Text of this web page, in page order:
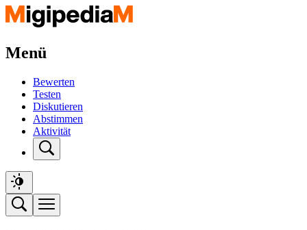
Menü
Bewerten
Testen
Diskutieren
Abstimmen
Aktivität